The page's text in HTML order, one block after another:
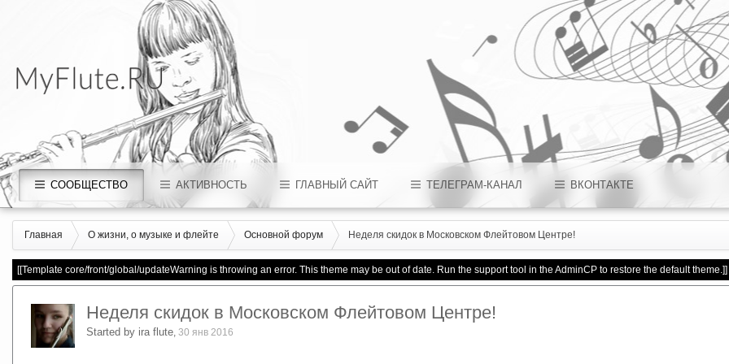
СООБЩЕСТВО АКТИВНОСТЬ ГЛАВНЫЙ САЙТ ТЕЛЕГРАМ-КАНАЛ ВКОНТАКТЕ
Главная О жизни, о музыке и флейте Основной форум Неделя скидок в Московском Флейтовом Центре!
[[Template core/front/global/updateWarning is throwing an error. This theme may be out of date. Run the support tool in the AdminCP to restore the default theme.]]
Неделя скидок в Московском Флейтовом Центре!
Started by ira flute, 30 янв 2016